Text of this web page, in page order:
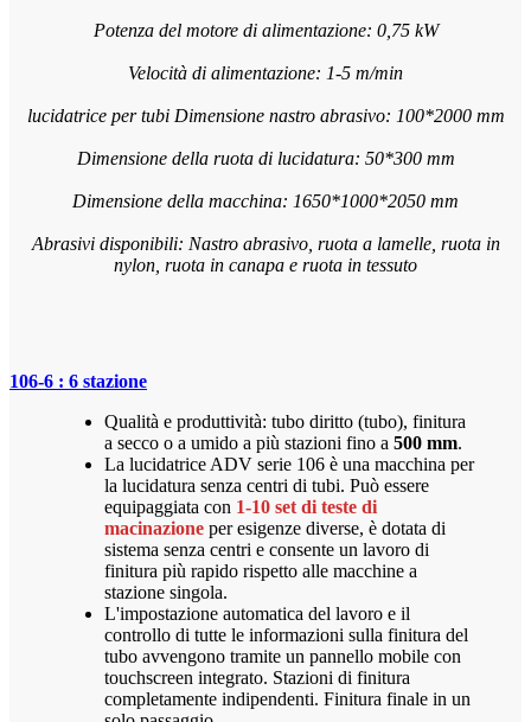
Potenza del motore di alimentazione: 0,75 kW
Velocità di alimentazione: 1-5 m/min
lucidatrice per tubi Dimensione nastro abrasivo: 100*2000 mm
Dimensione della ruota di lucidatura: 50*300 mm
Dimensione della macchina: 1650*1000*2050 mm
Abrasivi disponibili: Nastro abrasivo, ruota a lamelle, ruota in
nylon, ruota in canapa e ruota in tessuto
106-6 : 6 stazione
Qualità e produttività: tubo diritto (tubo), finitura
a secco o a umido a più stazioni fino a 500 mm.
La lucidatrice ADV serie 106 è una macchina per
la lucidatura senza centri di tubi. Può essere
equipaggiata con 1-10 set di teste di
macinazione per esigenze diverse, è dotata di
sistema senza centri e consente un lavoro di
finitura più rapido rispetto alle macchine a
stazione singola.
L'impostazione automatica del lavoro e il
controllo di tutte le informazioni sulla finitura del
tubo avvengono tramite un pannello mobile con
touchscreen integrato. Stazioni di finitura
completamente indipendenti. Finitura finale in un